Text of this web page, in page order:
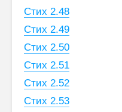
Стих 2.48
Стих 2.49
Стих 2.50
Стих 2.51
Стих 2.52
Стих 2.53